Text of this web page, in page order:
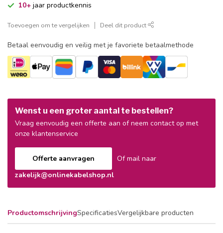
10+ jaar productkennis
Toevoegen om te vergelijken Deel dit product
Betaal eenvoudig en veilig met je favoriete betaalmethode
Wenst u een groter aantal te bestellen?
Vraag eenvoudig een offerte aan of neem contact op met
onze klantenservice
Offerte aanvragen
Of mail naar
zakelijk@onlinekabelshop.nl
ProductomschrijvingSpecificatiesVergelijkbare producten